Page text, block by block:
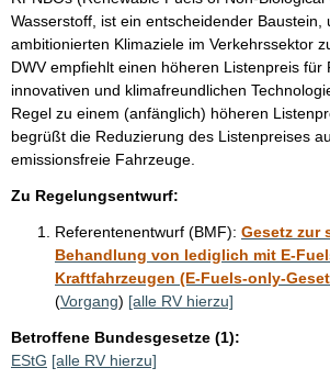
Wasserstoff, ist ein entscheidender Baustein,
ambitionierten Klimaziele im Verkehrssektor
DWV empfiehlt einen höheren Listenpreis für
innovativen und klimafreundlichen
Regel zu einem (anfänglich) höheren
begrüßt die Reduzierung des Listenpreises
emissionsfreie Fahrzeuge.
Zu Regelungsentwurf:
Referentenentwurf (BMF): Gesetz zur
Behandlung von lediglich mit E-
Kraftfahrzeugen (E-Fuels-only-
(Vorgang) [alle RV hierzu]
Betroffene Bundesgesetze (1):
EStG [alle RV hierzu]